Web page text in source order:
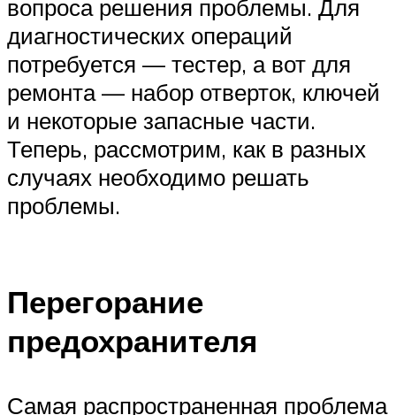
вопроса решения проблемы. Для
диагностических операций
потребуется — тестер, а вот для
ремонта — набор отверток, ключей
и некоторые запасные части.
Теперь, рассмотрим, как в разных
случаях необходимо решать
проблемы.
Перегорание
предохранителя
Самая распространенная проблема